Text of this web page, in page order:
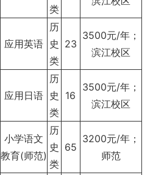
类
应用英语
历
史
类
23
3500元/年；
滨江校区
应用日语
历
史
类
16
3500元/年；
滨江校区
小学语文
教育(师范)
历
史
类
65
3200元/年；
师范